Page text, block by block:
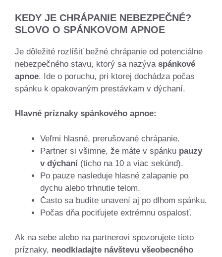
KEDY JE CHRÁPANIE NEBEZPEČNÉ?
SLOVO O SPÁNKOVOM APNOE
Je dôležité rozlíšiť bežné chrápanie od potenciálne
nebezpečného stavu, ktorý sa nazýva spánkové
apnoe. Ide o poruchu, pri ktorej dochádza počas
spánku k opakovaným prestávkam v dýchaní.
Hlavné príznaky spánkového apnoe:
Veľmi hlasné, prerušované chrápanie.
Partner si všimne, že máte v spánku pauzy
v dýchaní (ticho na 10 a viac sekúnd).
Po pauze nasleduje hlasné zalapanie po
dychu alebo trhnutie telom.
Často sa budíte unavení aj po dlhom spánku.
Počas dňa pociťujete extrémnu ospalosť.
Ak na sebe alebo na partnerovi spozorujete tieto
príznaky, neodkladajte návštevu všeobecného